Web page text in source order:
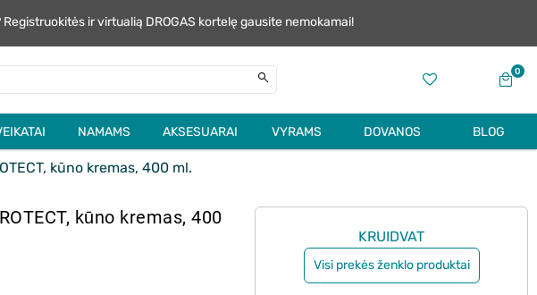
ir virtualią DROGAS kortelę gausite nemokamai!
0
NAMAMS AKSESUARAI VYRAMS DOVANOS BLOG
kūno kremas, 400 ml.
kūno kremas, 400
KRUIDVAT
Visi prekės ženklo produktai